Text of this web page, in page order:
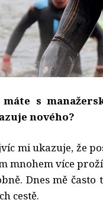
máte s
nového?
mi ukazuje, že
mnohem více
Dnes mě
cestě.